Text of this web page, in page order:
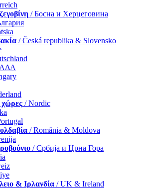
/ Босна и Херцеговина
/ Česká republika & Slovensko
χώρες / Nordic
/ România & Moldova
/ Србија и Црна Гора
& Ιρλανδία / UK & Ireland